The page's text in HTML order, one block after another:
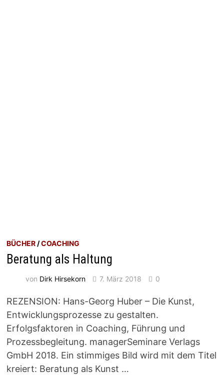
BÜCHER/COACHING
Beratung als Haltung
von Dirk Hirsekorn 7. März 2018 0
REZENSION: Hans-Georg Huber – Die Kunst,
Entwicklungsprozesse zu gestalten.
Erfolgsfaktoren in Coaching, Führung und
Prozessbegleitung. managerSeminare Verlags
GmbH 2018. Ein stimmiges Bild wird mit dem Titel
kreiert: Beratung als Kunst …